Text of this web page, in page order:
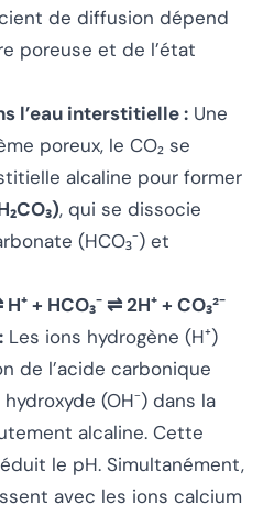
de diffusion dépend
poreuse et de l’état
l’eau interstitielle : Une
poreux, le CO₂ se
alcaline pour former
, qui se dissocie
(HCO₃⁻) et
+ HCO₃⁻ ⇌ 2H⁺ + CO₃²⁻
Les ions hydrogène (H⁺)
de l’acide carbonique
(OH⁻) dans la
alcaline. Cette
le pH. Simultanément,
avec les ions calcium